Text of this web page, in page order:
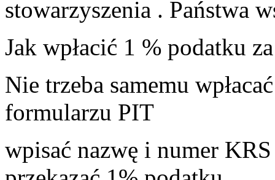
stowarzyszenia . Państwa
Jak wpłacić 1 % podatku
Nie trzeba samemu
formularzu PIT
wpisać nazwę i numer